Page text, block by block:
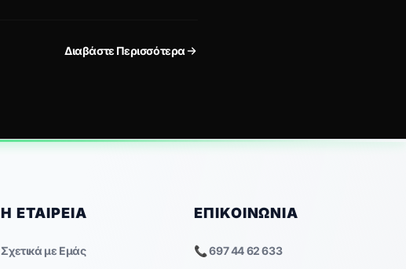
Διαβάστε Περισσότερα
Η ΕΤΑΙΡΕΊΑ
Σχετικά με Εμάς
ΕΠΙΚΟΙΝΩΝΊΑ
📞 697 44 62 633